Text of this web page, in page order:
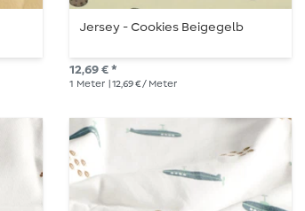
Jersey - Cookies Beigegelb
12,69 € *
1 Meter | 12,69 € / Meter